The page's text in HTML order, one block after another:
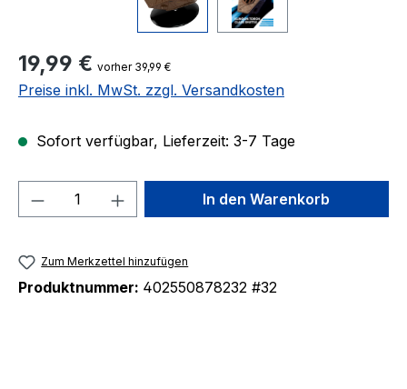
Regulärer Preis:
19,99 € vorher 39,99 €
Preise inkl. MwSt. zzgl. Versandkosten
Sofort verfügbar, Lieferzeit: 3-7 Tage
Produkt Anzahl: Gib denIn den Warenkorb
Zum Merkzettel hinzufügen
Produktnummer: 402550878232 #32